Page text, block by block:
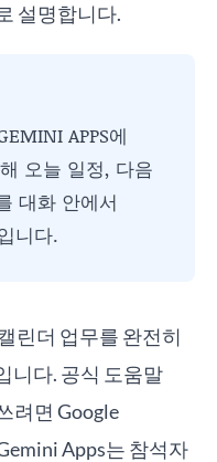
설명합니다.
APPS에
해 오늘 일정, 다음
대화 안에서
니다.
린더 업무를 완전히
니다. 공식 도움말
려면 Google
Apps는 참석자